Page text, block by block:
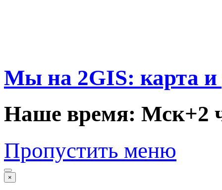
Мы на 2GIS: карта
Наше время: Мск+2
Пропустить меню
×